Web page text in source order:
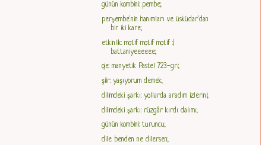
günün kombini: pembe;
perşembe'nin hanımları ve üsküdar'dan
bir iki kare;
etkinlik: motif motif motif :)
battaniyeeeeee;
oje: manyetik Pastel 723-gri;
şiir: yaşıyorum demek;
dilimdeki şarkı: yollarda aradım izlerini;
dilimdeki şarkı: rüzgâr kırdı dalımı;
günün kombini: turuncu;
dile benden ne dilersen;